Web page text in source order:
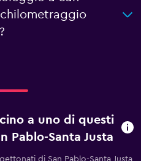
chilometraggio
a uno di questi
Pablo-Santa Justa
di San Pablo-Santa Justa